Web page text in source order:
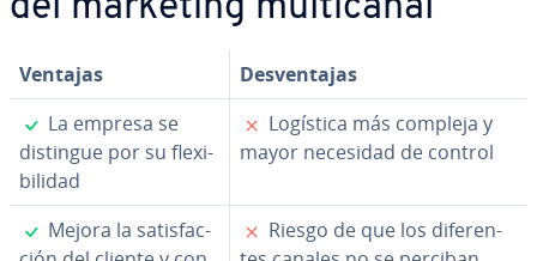
del marketing mu­l­ti­ca­nal
Ventajas
De­s­ve­n­ta­jas
✓
La empresa se
distingue por su fle­xi­
bi­li­dad
✗
Logística más compleja y
mayor necesidad de control
✓
Mejora la sa­ti­s­fa­c­
✗
Riesgo de que los di­fe­re­n­